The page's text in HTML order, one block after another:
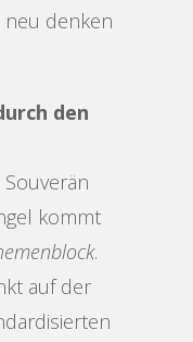
neu denken
den
kommt
.
auf der